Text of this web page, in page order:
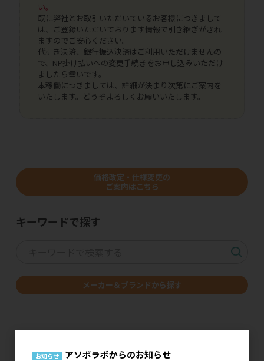
い。
既に弊社とお取引いただいているお客様につきまして
は、ご登録いただいております情報で引き継ぎがされ
ますのでご安心ください。
代引き決済、銀行振込決済はご利用いただけませんの
で、NP掛け払いへの変更手続きをお申し込みいただけ
ましたら幸いです。
本稼働につきましては、詳細が決まり次第にご案内を
いたします。どうぞよろしくお願いいたします。
価格改定・仕様変更の
ご案内はこちら
キーワードで探す
メーカー＆ブランドから探す
お知らせ アソボラボからのお知らせ